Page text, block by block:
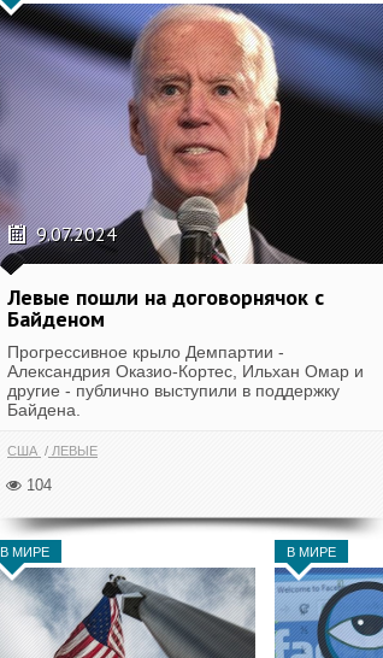
9.07.2024
Левые пошли на договорнячок с
Байденом
Прогрессивное крыло Демпартии -
Александрия Оказио-Кортес, Ильхан Омар и
другие - публично выступили в поддержку
Байдена.
США ЛЕВЫЕ
104
В МИРЕ В МИРЕ